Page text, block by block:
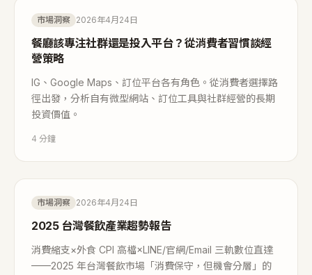
市場洞察 2026年4月24日
餐廳該專注社群還是投入平台？從消費者習慣談經
營策略
IG、Google Maps、訂位平台各有角色。從消費者選擇路
徑出發，分析自有微型網站、訂位工具與社群經營的長期
投資價值。
4 分鐘
市場洞察 2026年4月24日
2025 台灣餐飲產業趨勢報告
消費縮支×外食 CPI 高檔×LINE/官網/Email 三軌數位直達
——2025 年台灣餐飲市場「消費保守，但機會分層」的